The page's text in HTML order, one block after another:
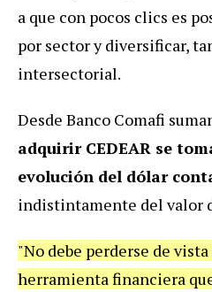
a que con pocos clics es
por sector y diversificar,
intersectorial.
Desde Banco Comafi
adquirir CEDEAR se
evolución del dólar
indistintamente del valor
"No debe perderse de
herramienta financiera